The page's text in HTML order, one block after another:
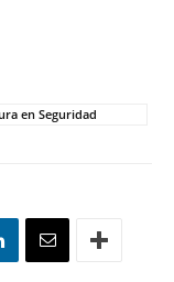
en Seguridad